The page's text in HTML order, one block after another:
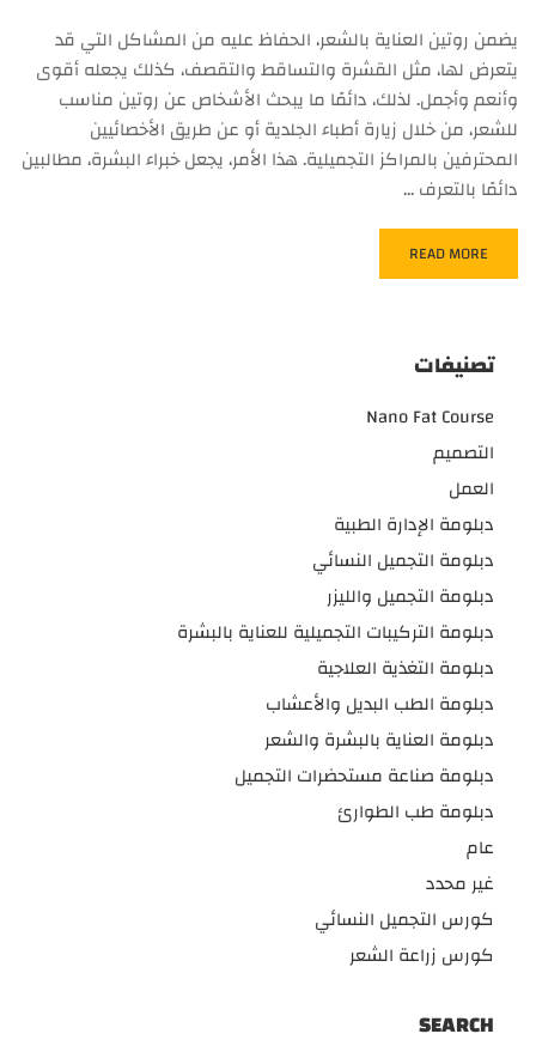
يضمن روتين العناية بالشعر، الحفاظ عليه من المشاكل التي قد
يتعرض لها، مثل القشرة والتساقط والتقصف، كذلك يجعله أقوى
وأنعم وأجمل. لذلك، دائمًا ما يبحث الأشخاص عن روتين مناسب
للشعر، من خلال زيارة أطباء الجلدية أو عن طريق الأخصائيين
المحترفين بالمراكز التجميلية. هذا الأمر، يجعل خبراء البشرة، مطالبين
دائمًا بالتعرف …
READ MORE
تصنيفات
Nano Fat Course
التصميم
العمل
دبلومة الإدارة الطبية
دبلومة التجميل النسائي
دبلومة التجميل والليزر
دبلومة التركيبات التجميلية للعناية بالبشرة
دبلومة التغذية العلاجية
دبلومة الطب البديل والأعشاب
دبلومة العناية بالبشرة والشعر
دبلومة صناعة مستحضرات التجميل
دبلومة طب الطوارئ
عام
غير محدد
كورس التجميل النسائي
كورس زراعة الشعر
SEARCH